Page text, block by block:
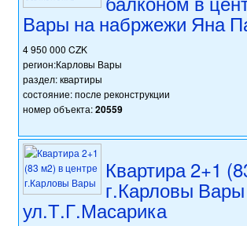
Вары на набржежи Яна
4 950 000 CZK
регион:Карловы Вары
раздел: квартиры
состояние: после реконструкции
номер объекта:20559
Квартира 2+1
г.Карловы
ул.Т.Г.Масарика